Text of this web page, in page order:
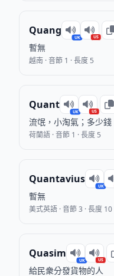
Quang
UK US
暫無
越南 · 音節 1 · 長度 5
Quant
UK US
流氓，小淘氣；多少錢
荷蘭語 · 音節 1 · 長度 5
Quantavius
UK
暫無
美式英語 · 音節 3 · 長度 10
Quasim
UK US
給民衆分發貨物的人